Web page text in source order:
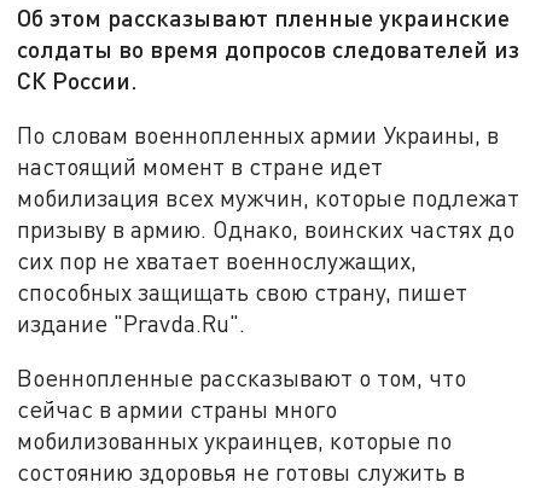
Об этом рассказывают пленные украинские
солдаты во время допросов следователей из
СК России.
По словам военнопленных армии Украины, в
настоящий момент в стране идет
мобилизация всех мужчин, которые подлежат
призыву в армию. Однако, воинских частях до
сих пор не хватает военнослужащих,
способных защищать свою страну, пишет
издание "Pravda.Ru".
Военнопленные рассказывают о том, что
сейчас в армии страны много
мобилизованных украинцев, которые по
состоянию здоровья не готовы служить в